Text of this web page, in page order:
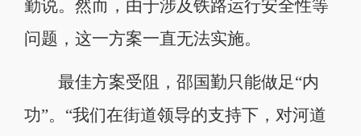
勤说。然而，由于涉及铁路运行安全性等
问题，这一方案一直无法实施。
最佳方案受阻，邵国勤只能做足“内
功”。“我们在街道领导的支持下，对河道